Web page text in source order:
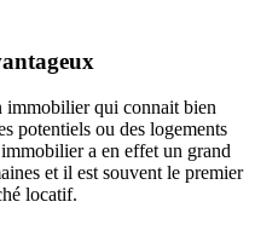
immobilier qui connait bien
potentiels ou des logements
a en effet un grand
et il est souvent le premier
locatif.